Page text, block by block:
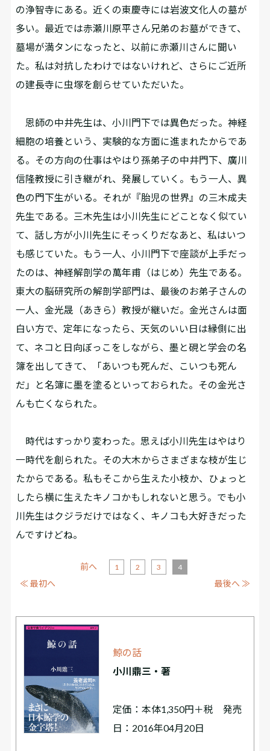
の浄智寺にある。近くの東慶寺には岩波文化人の墓が
多い。最近では赤瀬川原平さん兄弟のお墓ができて、
墓場が満タンになったと、以前に赤瀬川さんに聞い
た。私は対抗したわけではないけれど、さらにご近所
の建長寺に虫塚を創らせていただいた。
恩師の中井先生は、小川門下では異色だった。神経
細胞の培養という、実験的な方面に進まれたからであ
る。その方向の仕事はやはり孫弟子の中井門下、廣川
信隆教授に引き継がれ、発展していく。もう一人、異
色の門下生がいる。それが『胎児の世界』の三木成夫
先生である。三木先生は小川先生にどことなく似てい
て、話し方が小川先生にそっくりだなあと、私はいつ
も感じていた。もう一人、小川門下で座談が上手だっ
たのは、神経解剖学の萬年甫（はじめ）先生である。
東大の脳研究所の解剖学部門は、最後のお弟子さんの
一人、金光晟（あきら）教授が継いだ。金光さんは面
白い方で、定年になったら、天気のいい日は縁側に出
て、ネコと日向ぼっこをしながら、墨と硯と学会の名
簿を出してきて、「あいつも死んだ、こいつも死ん
だ」と名簿に墨を塗るといっておられた。その金光さ
んも亡くなられた。
時代はすっかり変わった。思えば小川先生はやはり
一時代を創られた。その大木からさまざまな枝が生じ
たからである。私もそこから生えた小枝か、ひょっと
したら横に生えたキノコかもしれないと思う。でも小
川先生はクジラだけではなく、キノコも大好きだった
んですけどね。
≪ 最初へ
前へ 1 2 3 4
最後へ ≫
鯨の話
小川鼎三・著
定価：本体1,350円＋税 発売
日：2016年04月20日